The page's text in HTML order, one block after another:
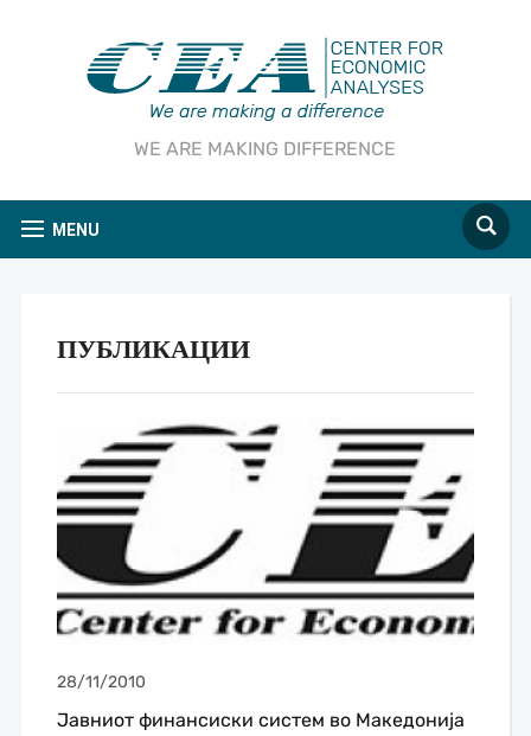
WE ARE MAKING DIFFERENCE
MENU
ПУБЛИКАЦИИ
28/11/2010
Јавниот финансиски систем во Македонија